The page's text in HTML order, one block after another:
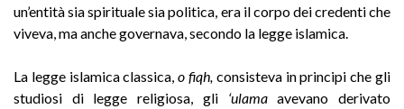
un’entità sia spirituale sia politica, era il corpo dei credenti che
viveva, ma anche governava, secondo la legge islamica.
La legge islamica classica,o fiqh, consisteva in principi che gli
studiosi di legge religiosa, gli ‘ulamaavevano derivato